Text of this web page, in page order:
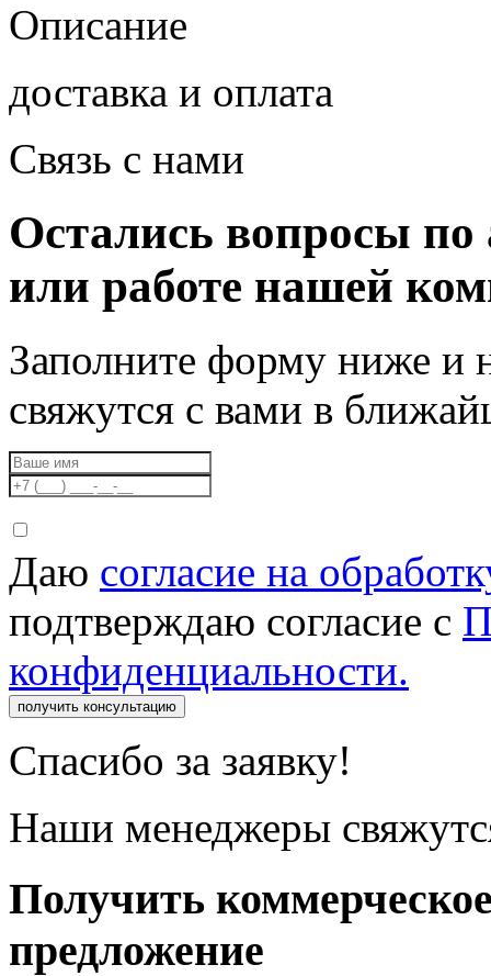
Описание
доставка и оплата
Связь с нами
Остались вопросы по
или работе нашей
Заполните форму ниже и
свяжутся с вами в
Даю согласие на
подтверждаю согласие с
конфиденциальности.
получить консультацию
Спасибо за заявку!
Наши менеджеры
Получить
предложение